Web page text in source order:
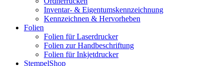
Inventar- & Eigentumskennzeichnung
Kennzeichnen & Hervorheben
Folien
Folien für Laserdrucker
Folien zur Handbeschriftung
Folien für Inkjetdrucker
StempelShop